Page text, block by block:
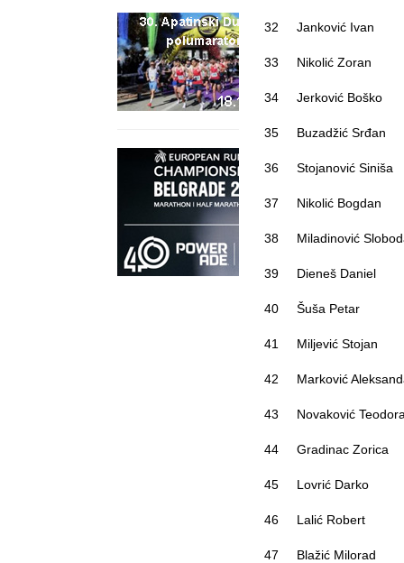
32 Janković Ivan
33 Nikolić Zoran
34 Jerković Boško
35 Buzadžić Srđan
36 Stojanović Siniša
37 Nikolić Bogdan
38 Miladinović
39 Dieneš Daniel
40 Šuša Petar
41 Miljević Stojan
42 Marković
43 Novaković
44 Gradinac Zorica
45 Lovrić Darko
46 Lalić Robert
47 Blažić Milorad